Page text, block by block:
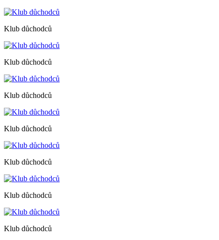
Klub důchodců
Klub důchodců
Klub důchodců
Klub důchodců
Klub důchodců
Klub důchodců
Klub důchodců